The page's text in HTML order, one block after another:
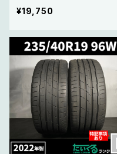
DWS06 PLUS コンチネン
タル エクストリームコンタ
製】2本セット
¥19,750